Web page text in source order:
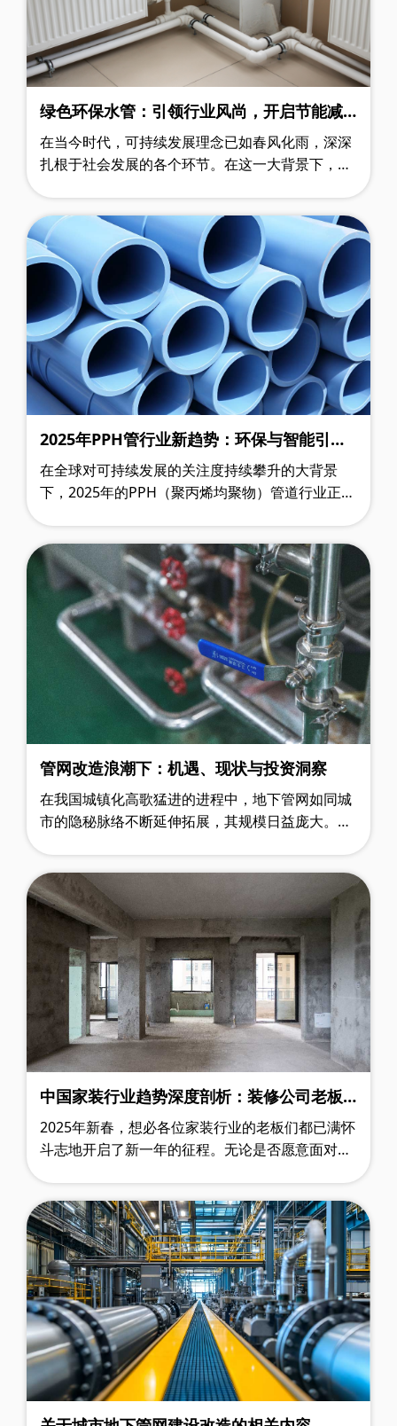
绿色环保水管：引领行业风尚，开启节能减
耗新篇章
在当今时代，可持续发展理念已如春风化雨，深深
扎根于社会发展的各个环节。在这一大背景下，绿
2025年PPH管行业新趋势：环保与智能引领
变革
在全球对可持续发展的关注度持续攀升的大背景
下，2025年的PPH（聚丙烯均聚物）管道行业正站
管网改造浪潮下：机遇、现状与投资洞察
在我国城镇化高歌猛进的进程中，地下管网如同城
市的隐秘脉络不断延伸拓展，其规模日益庞大。然
中国家装行业趋势深度剖析：装修公司老板
必备的生存指南与增长秘籍
2025年新春，想必各位家装行业的老板们都已满怀
斗志地开启了新一年的征程。无论是否愿意面对，